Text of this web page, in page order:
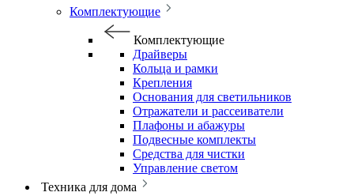
Комплектующие
Комплектующие
Драйверы
Кольца и рамки
Крепления
Основания для светильников
Отражатели и рассеиватели
Плафоны и абажуры
Подвесные комплекты
Средства для чистки
Управление светом
Техника для дома